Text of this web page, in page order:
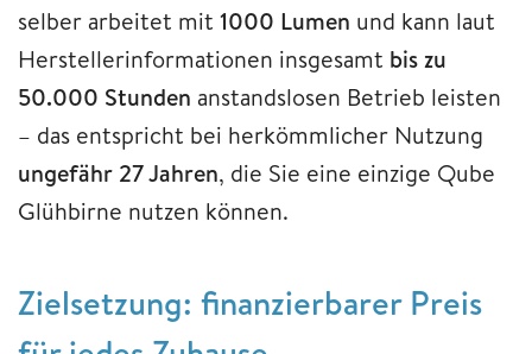
selber arbeitet mit 1000 Lumen und kann laut
Herstellerinformationen insgesamt bis zu
50.000 Stunden anstandslosen Betrieb leisten
– das entspricht bei herkömmlicher Nutzung
ungefähr 27 Jahren, die Sie eine einzige Qube
Glühbirne nutzen können.
Zielsetzung: finanzierbarer Preis